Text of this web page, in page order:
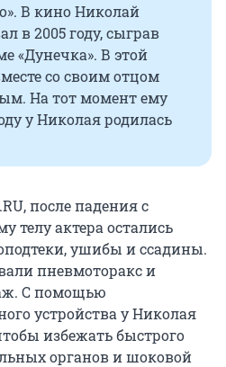
В кино Николай
в 2005 году, сыграв
«Дунечка». В этой
со своим отцом
На тот момент ему
у Николая родилась
после падения с
телу актера остались
ушибы и ссадины.
пневмоторакс и
С помощью
устройства у Николая
избежать быстрого
органов и шоковой